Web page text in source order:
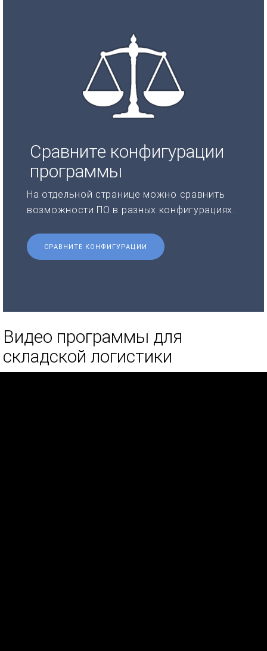
Сравните конфигурации
программы
На отдельной странице можно сравнить
возможности ПО в разных конфигурациях.
СРАВНИТЕ КОНФИГУРАЦИИ
Видео программы для
складской логистики